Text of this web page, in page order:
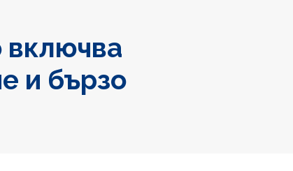
включва
и бързо